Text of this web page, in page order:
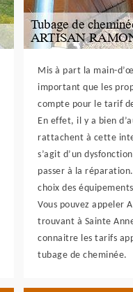
Mis à part la main-
important que les
compte pour le tarif
En effet, il y a bien
rattachent à cette
s’agit d’un
passer à la
choix des
Vous pouvez appeler
trouvant à Sainte
connaitre les tarifs
tubage de cheminée.